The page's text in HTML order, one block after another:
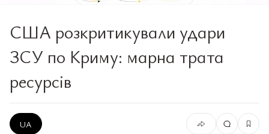
США розкритикували удари
ЗСУ по Криму: марна трата
ресурсів
UA